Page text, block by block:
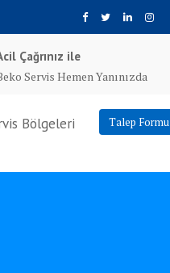
Çağrınız ile
Servis Hemen Yanınızda
Talep Formu
Bölgeleri